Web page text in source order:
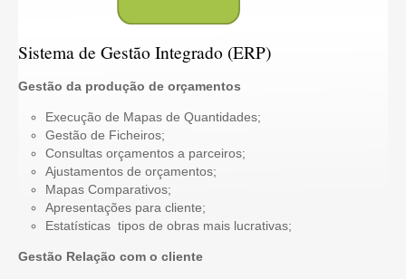
Sistema de Gestão Integrado (ERP)
Gestão da produção de orçamentos
Execução de Mapas de Quantidades;
Gestão de Ficheiros;
Consultas orçamentos a parceiros;
Ajustamentos de orçamentos;
Mapas Comparativos;
Apresentações para cliente;
Estatísticas  tipos de obras mais lucrativas;
Gestão Relação com o cliente